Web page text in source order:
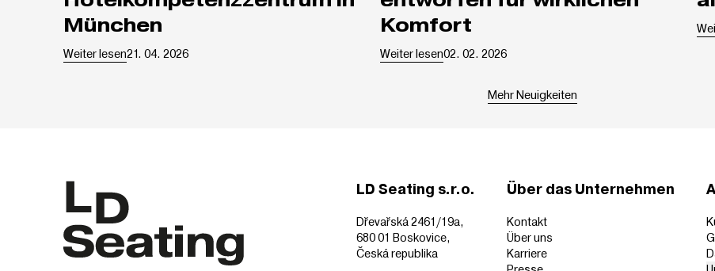
München
Weiter lesen21. 04. 2026
Komfort
Weiter lesen02. 02. 2026
Mehr Neuigkeiten
LD Seating s.r.o.
Dřevařská 2461/19a,
680 01 Boskovice,
Česká republika
Über das Unternehmen
Kontakt
Über uns
Karriere